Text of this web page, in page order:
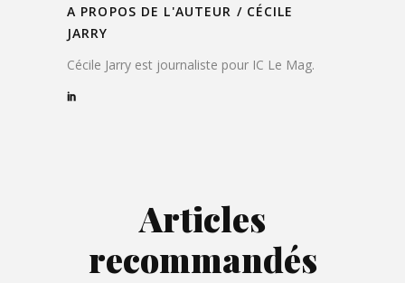
A PROPOS DE L'AUTEUR / CÉCILE
JARRY
Cécile Jarry est journaliste pour IC Le Mag.
Articles
recommandés